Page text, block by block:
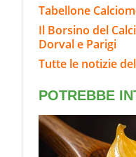
Tabellone
Il Borsino del
Dorval e Parigi
Tutte le notizie